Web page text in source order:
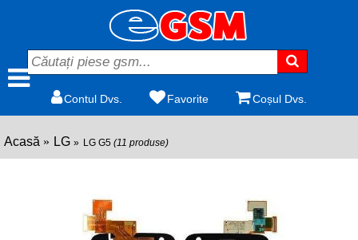
Contul Dvs. Favorite Coșul Dvs.
Acasă LG LG G5 (11 produse)